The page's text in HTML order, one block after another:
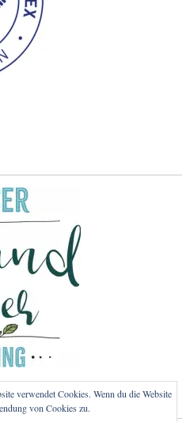
verwendet Cookies. Wenn du die Website
von Cookies zu.